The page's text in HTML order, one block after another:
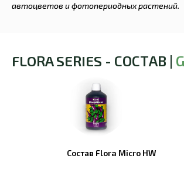
автоцветов и фотопериодных растений.
FLORA SERIES - СОСТАВ |
Состав Flora Micro HW